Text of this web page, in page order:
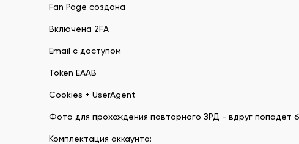
Fan Page создана
Включена 2FA
Email с доступом
Token EAAB
Cookies + UserAgent
Фото для прохождения повторного ЗРД - вдруг попадет
Комплектация аккаунта: